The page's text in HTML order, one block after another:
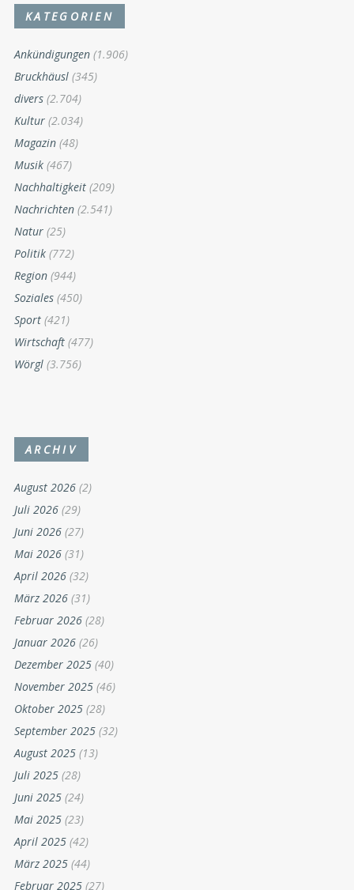
KATEGORIEN
Ankündigungen (1.906)
Bruckhäusl (345)
divers (2.704)
Kultur (2.034)
Magazin (48)
Musik (467)
Nachhaltigkeit (209)
Nachrichten (2.541)
Natur (25)
Politik (772)
Region (944)
Soziales (450)
Sport (421)
Wirtschaft (477)
Wörgl (3.756)
ARCHIV
August 2026 (2)
Juli 2026 (29)
Juni 2026 (27)
Mai 2026 (31)
April 2026 (32)
März 2026 (31)
Februar 2026 (28)
Januar 2026 (26)
Dezember 2025 (40)
November 2025 (46)
Oktober 2025 (28)
September 2025 (32)
August 2025 (13)
Juli 2025 (28)
Juni 2025 (24)
Mai 2025 (23)
April 2025 (42)
März 2025 (44)
Februar 2025 (27)